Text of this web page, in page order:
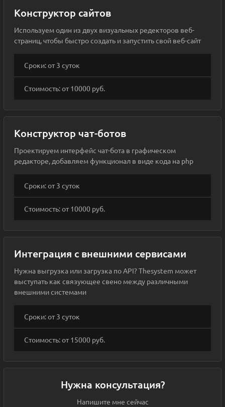
Конструктор сайтов
Используем один из двух визуальных редекторов веб-
страниц, чтобы быстро создать и запустить свой веб-сайт
Сроки: от 3 суток
Стоимость: от 10000 руб.
Конструктор чат-ботов
Проектируем интерфейс чат-бота в графическом
редакторе, добавляем функционал в виде кода на php
Сроки: от 3 суток
Стоимость: от 10000 руб.
Интеграция с внешними сервисами
Нужна выгрузка или загрузка по API? Thesystem может
выступать как связующее свено между различными
внешними системами
Сроки: от 3 суток
Стоимость: от 15000 руб.
Нужна консультация?
Напишите мне сейчас